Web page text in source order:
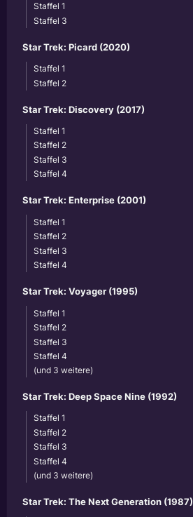
Staffel 1
Staffel 3
Star Trek: Picard (2020)
Staffel 1
Staffel 2
Star Trek: Discovery (2017)
Staffel 1
Staffel 2
Staffel 3
Staffel 4
Star Trek: Enterprise (2001)
Staffel 1
Staffel 2
Staffel 3
Staffel 4
Star Trek: Voyager (1995)
Staffel 1
Staffel 2
Staffel 3
Staffel 4
(und 3 weitere)
Star Trek: Deep Space Nine (1992)
Staffel 1
Staffel 2
Staffel 3
Staffel 4
(und 3 weitere)
Star Trek: The Next Generation (1987)